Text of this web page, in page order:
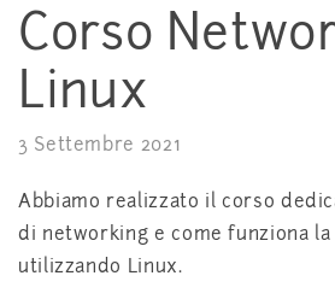
Corso
Linux
3 Settembre 2021
Abbiamo realizzato il corso
di networking e come funziona
utilizzando Linux.